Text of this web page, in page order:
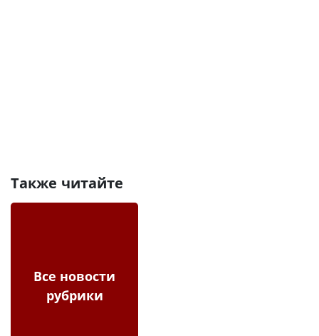
Также читайте
Все новости
рубрики